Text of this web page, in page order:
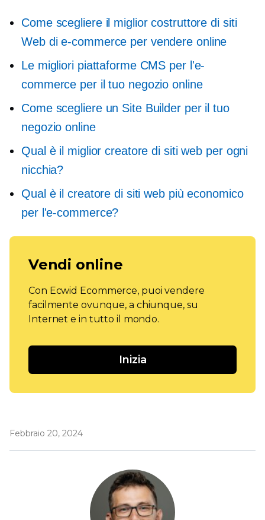
Come scegliere il miglior costruttore di siti
Web di e-commerce per vendere online
Le migliori piattaforme CMS per l'e-
commerce per il tuo negozio online
Come scegliere un Site Builder per il tuo
negozio online
Qual è il miglior creatore di siti web per ogni
nicchia?
Qual è il creatore di siti web più economico
per l'e-commerce?
Vendi online
Con Ecwid Ecommerce, puoi vendere
facilmente ovunque, a chiunque, su
Internet e in tutto il mondo.
Inizia
Febbraio 20, 2024